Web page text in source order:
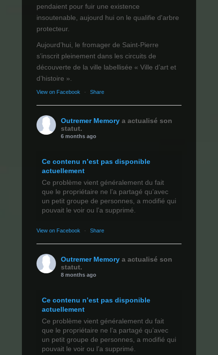
pendaient pour fuir une existence
insoutenable, aujourd hui on le qualifie d'arbre
protecteur.
Aujourd’hui, le fromager de Saint-Pierre
s’inscrit pleinement dans les circuits de
découverte de la ville labellisée « Ville d’art et
d’histoire ».
View on Facebook · Share
Outremer Memory a actualisé son
statut.
6 months ago
Ce contenu n’est pas disponible
actuellement
Ce problème vient généralement du fait
que le propriétaire ne l’a partagé qu’avec
un petit groupe de personnes, a modifié qui
pouvait le voir ou l’a supprimé.
View on Facebook · Share
Outremer Memory a actualisé son
statut.
8 months ago
Ce contenu n’est pas disponible
actuellement
Ce problème vient généralement du fait
que le propriétaire ne l’a partagé qu’avec
un petit groupe de personnes, a modifié qui
pouvait le voir ou l’a supprimé.